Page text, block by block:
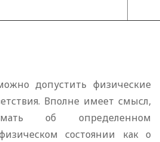
допустить физические
Вполне имеет смысл,
об определенном
состоянии как о